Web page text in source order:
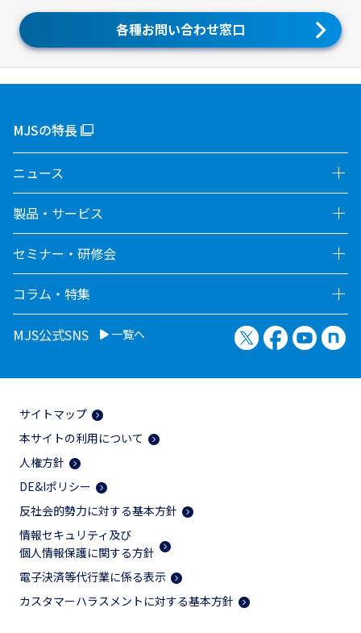
各種お問い合わせ窓口
MJSの特長
ニュース
製品・サービス
セミナー・研修会
コラム・特集
MJS公式SNS 一覧へ X（旧Twitter）
Facebook
サイトマップ
本サイトの利用について
人権方針
DE&Iポリシー
反社会的勢力に対する基本方針
情報セキュリティ及び
個人情報保護に関する方針
電子決済等代行業に係る表示
カスタマーハラスメントに対する基本方針